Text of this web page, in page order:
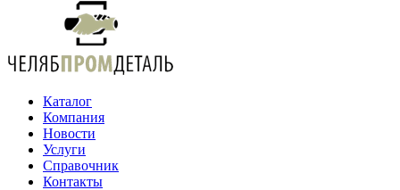
Каталог
Компания
Новости
Услуги
Справочник
Контакты